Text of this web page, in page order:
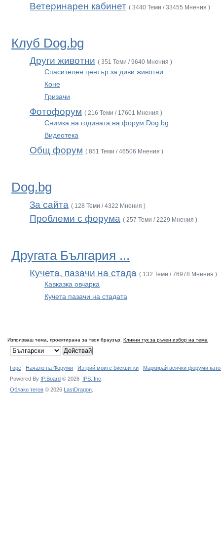
Ветеринарен кабинет ( 3440 Теми / 33455 Мнения )
Клуб Dog.bg
Други животни ( 351 Теми / 9640 Мнения )
Спасителен център за диви животни
Коне
Гризачи
Фотофорум ( 216 Теми / 17601 Мнения )
Снимка на годината на форум Dog.bg
Видеотека
Общ форум ( 851 Теми / 46506 Мнения )
Dog.bg
За сайта ( 128 Теми / 4322 Мнения )
Проблеми с форума ( 257 Теми / 2229 Мнения )
Другата България ...
Кучета, пазачи на стада ( 132 Теми / 76978 Мнения )
Кавказка овчарка
Кучета пазачи на стадата
Използваш тема, проектирана за твоя браузър. Кликни тук за ръчен избор на тема
Горе Начало на Форуми Изтрий моите бисквитки
Маркирай всички форуми
Powered By IP.Board © 2026 IPS, Inc
Облако тегов © 2026 LastDragon